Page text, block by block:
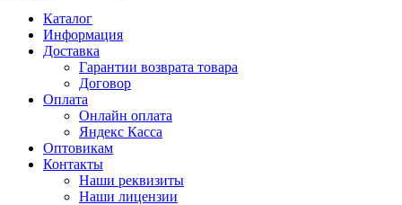
Каталог
Информация
Доставка
Гарантии возврата товара
Договор
Оплата
Онлайн оплата
Яндекс Касса
Оптовикам
Контакты
Наши реквизиты
Наши лицензии